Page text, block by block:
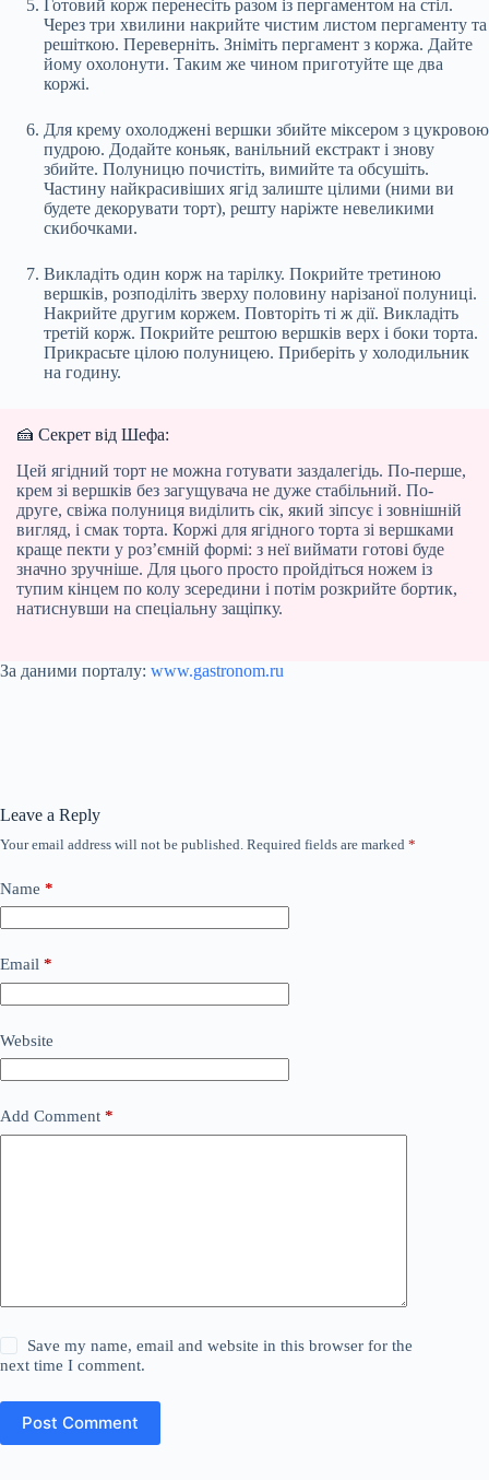
Готовий корж перенесіть разом із пергаментом на стіл.
Через три хвилини накрийте чистим листом пергаменту та
решіткою. Переверніть. Зніміть пергамент з коржа. Дайте
йому охолонути. Таким же чином приготуйте ще два
коржі.
Для крему охолоджені вершки збийте міксером з цукровою
пудрою. Додайте коньяк, ванільний екстракт і знову
збийте. Полуницю почистіть, вимийте та обсушіть.
Частину найкрасивіших ягід залиште цілими (ними ви
будете декорувати торт), решту наріжте невеликими
скибочками.
Викладіть один корж на тарілку. Покрийте третиною
вершків, розподіліть зверху половину нарізаної полуниці.
Накрийте другим коржем. Повторіть ті ж дії. Викладіть
третій корж. Покрийте рештою вершків верх і боки торта.
Прикрасьте цілою полуницею. Приберіть у холодильник
на годину.
🍰 Секрет від Шефа:
Цей ягідний торт не можна готувати заздалегідь. По-перше,
крем зі вершків без загущувача не дуже стабільний. По-
друге, свіжа полуниця виділить сік, який зіпсує і зовнішній
вигляд, і смак торта. Коржі для ягідного торта зі вершками
краще пекти у роз’ємній формі: з неї виймати готові буде
значно зручніше. Для цього просто пройдіться ножем із
тупим кінцем по колу зсередини і потім розкрийте бортик,
натиснувши на спеціальну защіпку.
За даними порталу: www.gastronom.ru
Leave a Reply
Your email address will not be published. Required fields are marked *
Name *
Email *
Website
Add Comment *
Save my name, email and website in this browser for the
next time I comment.
Post Comment